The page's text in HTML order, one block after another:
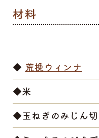
◆ 荒挽ウィンナ
◆米
◆玉ねぎのみじん切